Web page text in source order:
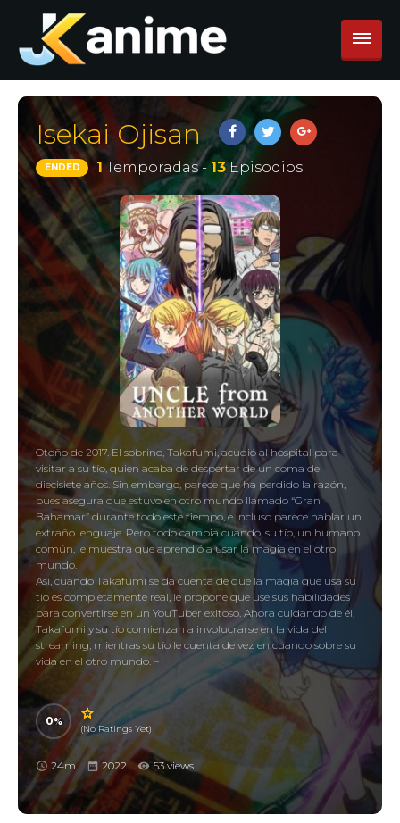
Isekai Ojisan
ENDED 1Temporadas - 13Episodios
Otoño de 2017. El sobrino, Takafumi, acudió al hospital para
visitar a su tío, quien acaba de despertar de un coma de
diecisiete años. Sin embargo, parece que ha perdido la razón,
pues asegura que estuvo en otro mundo llamado “Gran
Bahamar” durante todo este tiempo, e incluso parece hablar un
extraño lenguaje. Pero todo cambia cuando, su tío, un humano
común, le muestra que aprendió a usar la magia en el otro
mundo.
Así, cuando Takafumi se da cuenta de que la magia que usa su
tío es completamente real, le propone que use sus habilidades
para convertirse en un YouTuber exitoso. Ahora cuidando de él,
Takafumi y su tío comienzan a involucrarse en la vida del
streaming, mientras su tío le cuenta de vez en cuando sobre su
vida en el otro mundo. –
0
(No Ratings Yet)
24m 2022 53 views